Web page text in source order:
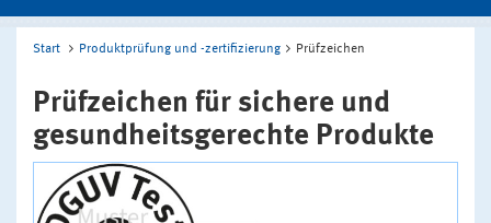
Start Produktprüfung und -zertifizierung Prüfzeichen
Prüfzeichen für sichere und
gesundheitsgerechte Produkte